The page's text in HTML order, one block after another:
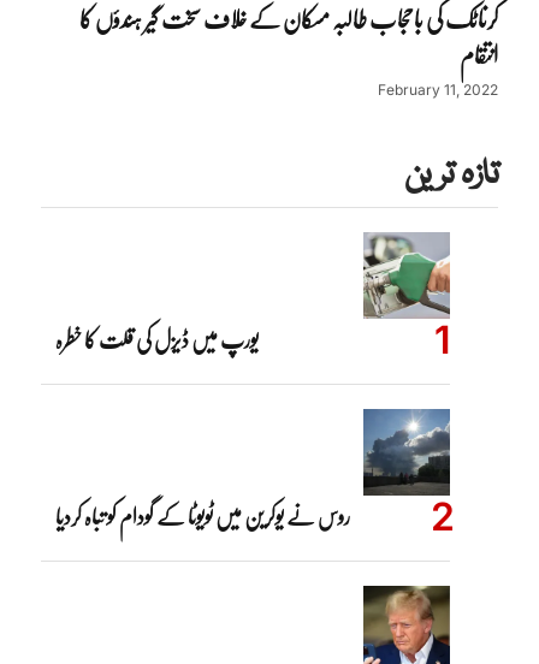
کرناٹک کی باحجاب طالبہ مسکان کے خلاف سخت گیر ہندؤں کا
انتقام
February 11, 2022
تازہ ترین
یورپ میں ڈیزل کی قلت کا خطرہ
روس نے یوکرین میں ٹویوٹا کے گودام کو تباہ کردیا